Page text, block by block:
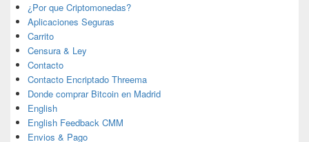
¿Por que Criptomonedas?
Aplicaciones Seguras
Carrito
Censura & Ley
Contacto
Contacto Encriptado Threema
Donde comprar Bitcoin en Madrid
English
English Feedback CMM
Envios & Pago